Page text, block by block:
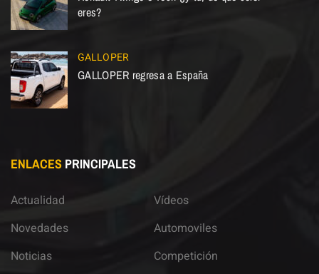
eres?
GALLOPER
GALLOPER regresa a España
ENLACES PRINCIPALES
Actualidad
Novedades
Noticias
Vídeos
Automoviles
Competición